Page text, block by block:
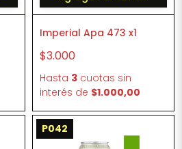
Imperial Apa 473 x1
$3.000
Hasta 3 cuotas sin
interés de $1.000,00
P042